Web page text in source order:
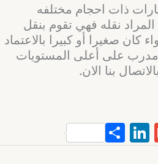
ذات احجام مختلفه
نقله فهي تقوم بنقل
كان صغيرا أو كبيرا بالاعتماد
على أعلى المستويات
بنا الان.
G
m
Li
n
S
h